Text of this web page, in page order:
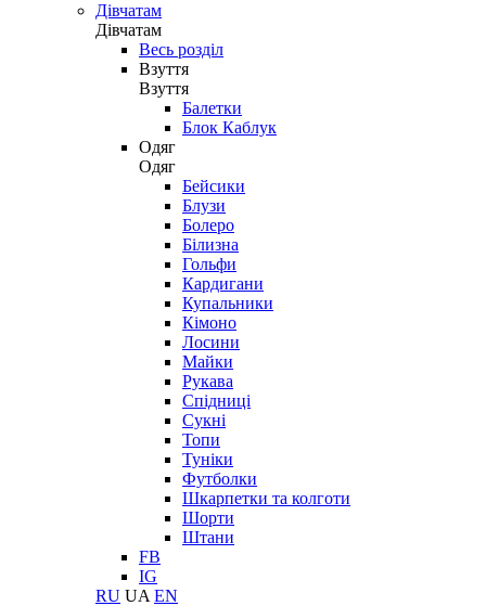
Дівчатам
Дівчатам
Весь розділ
Взуття
Взуття
Балетки
Блок Каблук
Одяг
Одяг
Бейсики
Блузи
Болеро
Білизна
Гольфи
Кардигани
Купальники
Кімоно
Лосини
Майки
Рукава
Спідниці
Сукні
Топи
Туніки
Футболки
Шкарпетки та колготи
Шорти
Штани
FB
IG
RU UA EN